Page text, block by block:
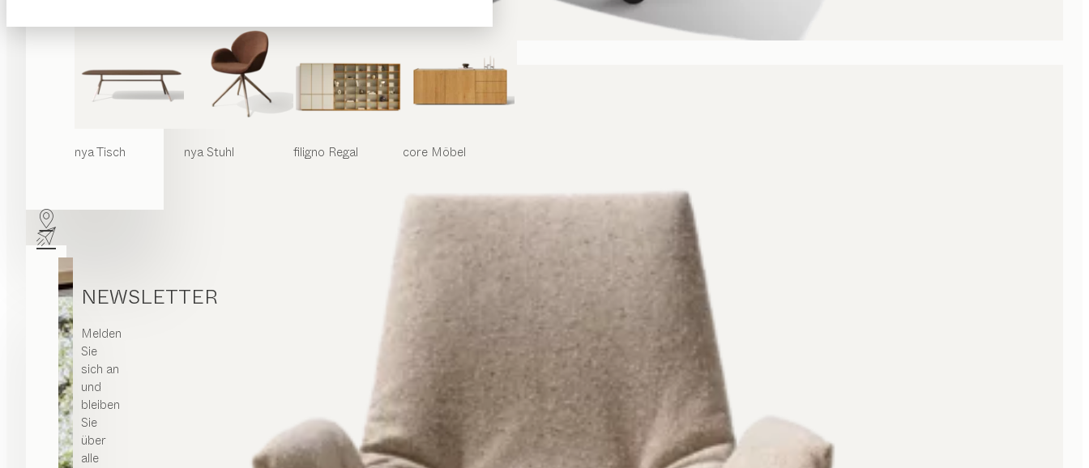
nyaTisch nyaStuhl filigno Regal core Möbel
NEWSLETTER
Melden
Sie
sich an
und
bleiben
Sie
über
alle